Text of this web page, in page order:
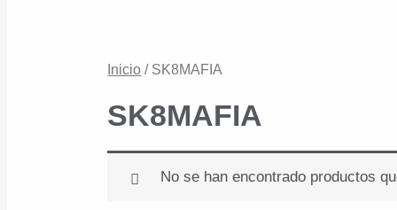
Inicio / SK8MAFIA
SK8MAFIA
No se han encontrado productos